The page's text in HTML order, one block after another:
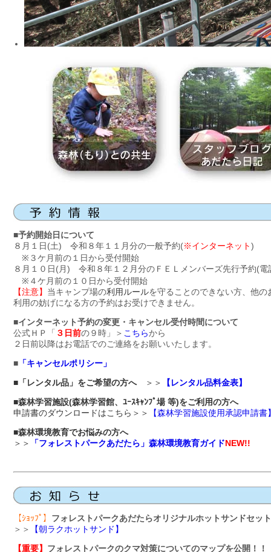
■予約開始日について
８月１日(土) 令和８年１１月分の一般予約(※インターネット)
※３ケ月前の１日から受付開始
８月１０日(月) 令和８年１２月分のＦＥＬメンバーズ先行予約(電
※４ケ月前の１０日から受付開始
【注意】 当キャンプ場の利用ルールを守ることのできない方、他の
利用の妨げになる方の予約はお受けできません。
■インターネット予約の変更・キャンセル受付時間について
公式ＨＰ「 ３日前の９時」＞ こちらから
２日前以降はお電話でのご連絡をお願いいたします。
■ 「キャンセルポリシー」
■「レンタル品」をご希望の方へ＞＞
【レンタル品料金表】
■森林学習施設(森林学習館、ﾕｰｽｷｬﾝﾌﾟ場 等)をご利用の方へ
申請書のダウンロードはこちら＞＞
【森林学習施設使用承認申請書
■森林環境教育でお悩みの方へ
＞＞
「フォレストパークあだたら」森林環境教育ガイドNEW!!
【ｼｮｯﾌﾟ】 フォレストパークあだたらオリジナルホットサンドセッ
＞＞
【朝ラクホットサンド】
【重要】 フォレストパークのクマ対策についてのマップを公開！！